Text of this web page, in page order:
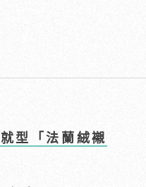
型「法蘭絨襯